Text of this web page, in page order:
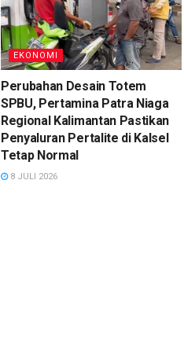
EKONOMI
Perubahan Desain Totem
SPBU, Pertamina Patra Niaga
Regional Kalimantan Pastikan
Penyaluran Pertalite di Kalsel
Tetap Normal
8 JULI 2026